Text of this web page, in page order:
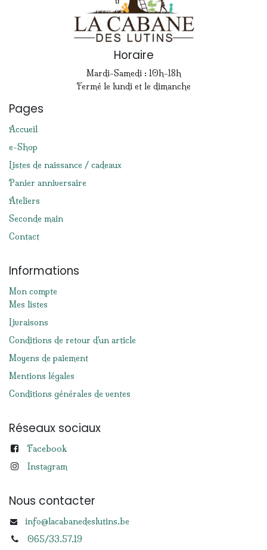
Horaire
Mardi-Samedi : 10h-18h
Fermé le lundi et le dimanche
Pages
Accueil
e-Shop
Listes de naissance / cadeaux
Panier anniversaire
Ateliers
Seconde main
Contact
Informations
Mon compte
Mes listes
Livraisons
Conditions de retour d'un article
Moyens de paiement
Mentions légales
Conditions générales de ventes
Réseaux sociaux
Facebook
Instagram
Nous contacter
info@lacabanedeslutins.be
065/33.57.19